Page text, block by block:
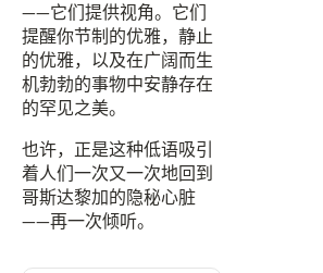
——它们提供视角。它们
提醒你节制的优雅，静止
的优雅，以及在广阔而生
机勃勃的事物中安静存在
的罕见之美。
也许，正是这种低语吸引
着人们一次又一次地回到
哥斯达黎加的隐秘心脏
——再一次倾听。